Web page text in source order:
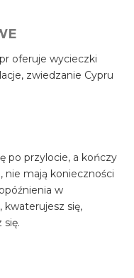
oferuje wycieczki
zwiedzanie Cypru
po przylocie, a kończy
nie mają konieczności
w
kwaterujesz się,